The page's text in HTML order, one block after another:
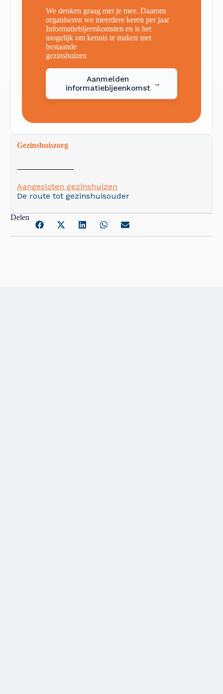
We denken graag met je mee. Daarom
organiseren we meerdere keren per jaar
Informatiebijeenkomsten en is het
mogelijk om kennis te maken met
bestaande
gezinshuizen
Aanmelden
informatiebijeenkomst →
Gezinshuiszorg
Aangesloten gezinshuizen
De route tot gezinshuisouder
Delen